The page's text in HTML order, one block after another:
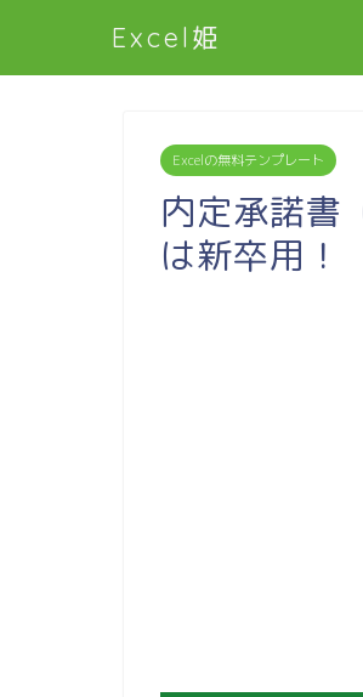
Excel姫
Excelの無料テンプレート
内定承諾書
は新卒用！